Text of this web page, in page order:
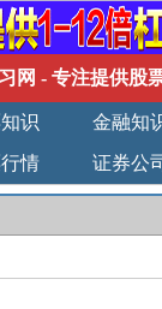
网 - 专注提供股
识 金融知
情 证券公